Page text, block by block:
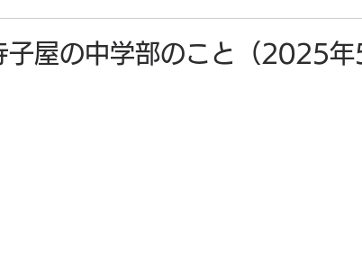
子屋の中学部のこと（2025